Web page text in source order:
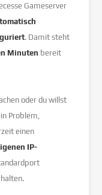
Gameserver
. Damit steht
Minuten bereit
oder du willst
Problem,
einen
IP-